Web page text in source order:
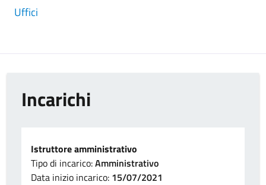
Uffici
Incarichi
Istruttore amministrativo
Tipo di incarico:Amministrativo
Data inizio incarico: 15/07/2021